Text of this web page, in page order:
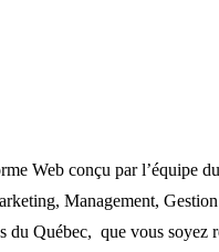
Web conçu par l’équipe
Management,
du Québec, que vous soyez